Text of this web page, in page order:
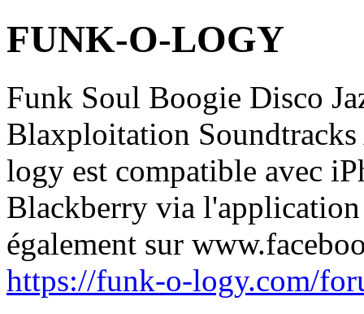
FUNK-O-LOGY
Funk Soul Boogie Disco
Blaxploitation
logy est compatible avec
Blackberry via
également sur
https://funk-o-logy.com/